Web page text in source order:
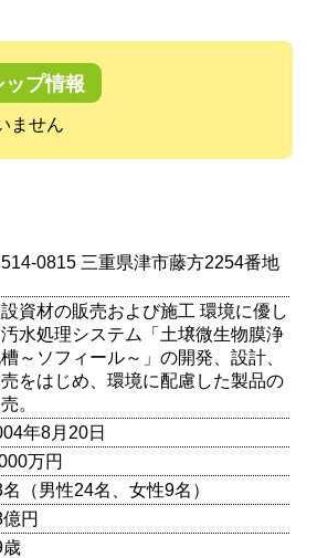
ップ情報
ません
0815 三重県津市藤方2254番地
資材の販売および施工 環境に優し
水処理システム「土壌微生物膜浄
～ソフィール～」の開発、設計、
をはじめ、環境に配慮した製品の
。
年8月20日
万円
（男性24名、女性9名）
円
歳